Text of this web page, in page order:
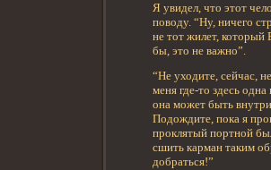
Я увидел, что этот
поводу. “Ну, ничего
не тот жилет,
бы, это не важно”.
“Не уходите, сейчас,
меня где-то здесь
она может быть
Подождите, пока я
проклятый портной
сшить карман таким
добраться!”